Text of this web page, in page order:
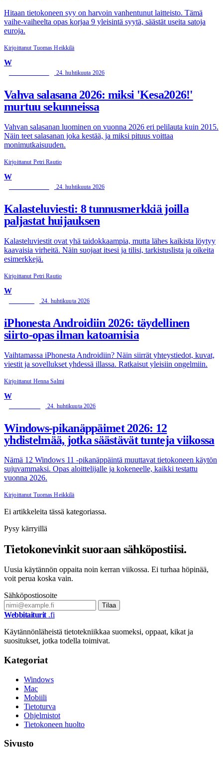
Hitaan tietokoneen syy on harvoin vanhentunut laitteisto. Tämä
vaihe-vaiheelta opas korjaa 9 yleisintä syytä, säästät useita satoja
euroja.
Kirjoittanut Tuomas Heikkilä
W
24. huhtikuuta 2026
Vahva salasana 2026: miksi 'Kesa2026!'
murtuu sekunneissa
Vahvan salasanan luominen on vuonna 2026 eri pelilauta kuin 2015.
Näin teet salasanan joka kestää, ja miksi pituus voittaa
monimutkaisuuden.
Kirjoittanut Petri Rautio
W
24. huhtikuuta 2026
Kalasteluviesti: 8 tunnusmerkkiä joilla
paljastat huijauksen
Kalasteluviestit ovat yhä taidokkaampia, mutta lähes kaikista löytyy
kaavaisia virheitä. Näin suojaat itsesi ja tilisi, tarkistuslista ja oikeita
esimerkkejä.
Kirjoittanut Petri Rautio
W
24. huhtikuuta 2026
iPhonesta Androidiin 2026: täydellinen
siirto-opas ilman katoamisia
Vaihtamassa iPhonesta Androidiin? Näin siirrät yhteystiedot, kuvat,
viestit ja sovellukset yhdessä illassa. Ratkaisut yleisiin ongelmiin.
Kirjoittanut Henna Salmi
W
24. huhtikuuta 2026
Windows-pikanäppäimet 2026: 12
yhdistelmää, jotka säästävät tunteja viikossa
Nämä 12 Windows 11 -pikanäppäintä muuttavat tietokoneen käytön
sujuvammaksi. Opas aloittelijalle ja kokeneelle, kaikki testattu
vuonna 2026.
Kirjoittanut Tuomas Heikkilä
Ei artikkeleita tässä kategoriassa.
Pysy kärryillä
Tietokonevinkit suoraan sähköpostiisi.
Uusia käytännön oppaita noin kerran viikossa. Ei turhaa höpinää,
voit perua koska vain.
Sähköpostiosoite
Tilaa
Webbitaiturit .fi
Käytännönläheistä tietotekniikkaa suomeksi, oppaat, kikat ja
suositukset, jotka todella toimivat.
Kategoriat
Windows
Mac
Mobiili
Tietoturva
Ohjelmistot
Tietokoneen huolto
Sivusto